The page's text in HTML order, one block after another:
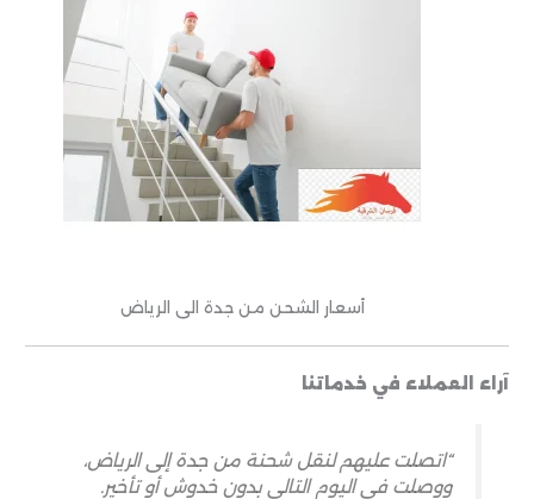
أسعار الشحن من جدة الى الرياض
آراء العملاء في خدماتنا
“اتصلت عليهم لنقل شحنة من جدة إلى الرياض،
ووصلت في اليوم التالي بدون خدوش أو تأخير.